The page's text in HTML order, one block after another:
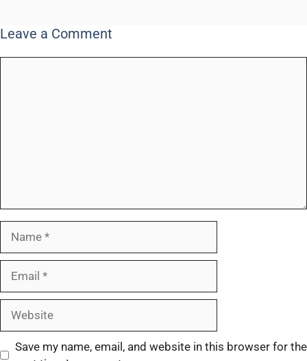
Leave a Comment
Save my name, email, and website in this browser for the